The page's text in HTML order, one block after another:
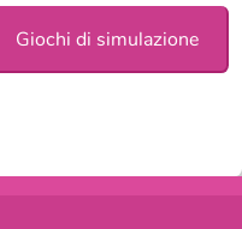
Giochi di simulazione